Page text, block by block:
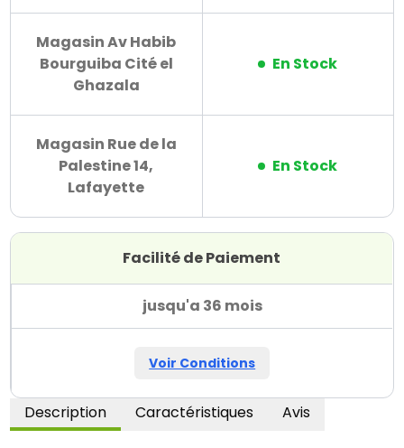
Magasin Av Habib
Bourguiba Cité el
Ghazala
En Stock
Magasin Rue de la
Palestine 14,
Lafayette
En Stock
Facilité de Paiement
jusqu'a 36 mois
Voir Conditions
Description Caractéristiques Avis